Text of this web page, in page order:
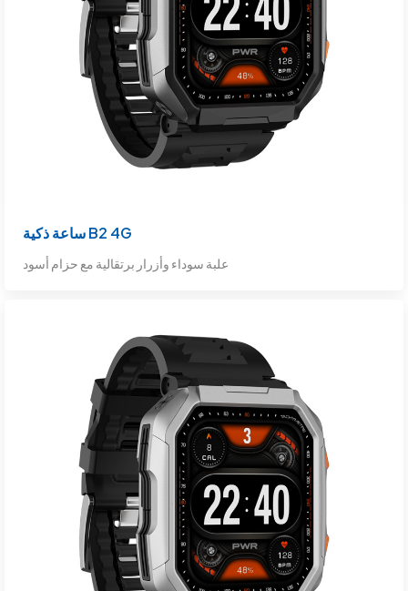
ساعة ذكية B2 4G
علبة سوداء وأزرار برتقالية مع حزام أسود